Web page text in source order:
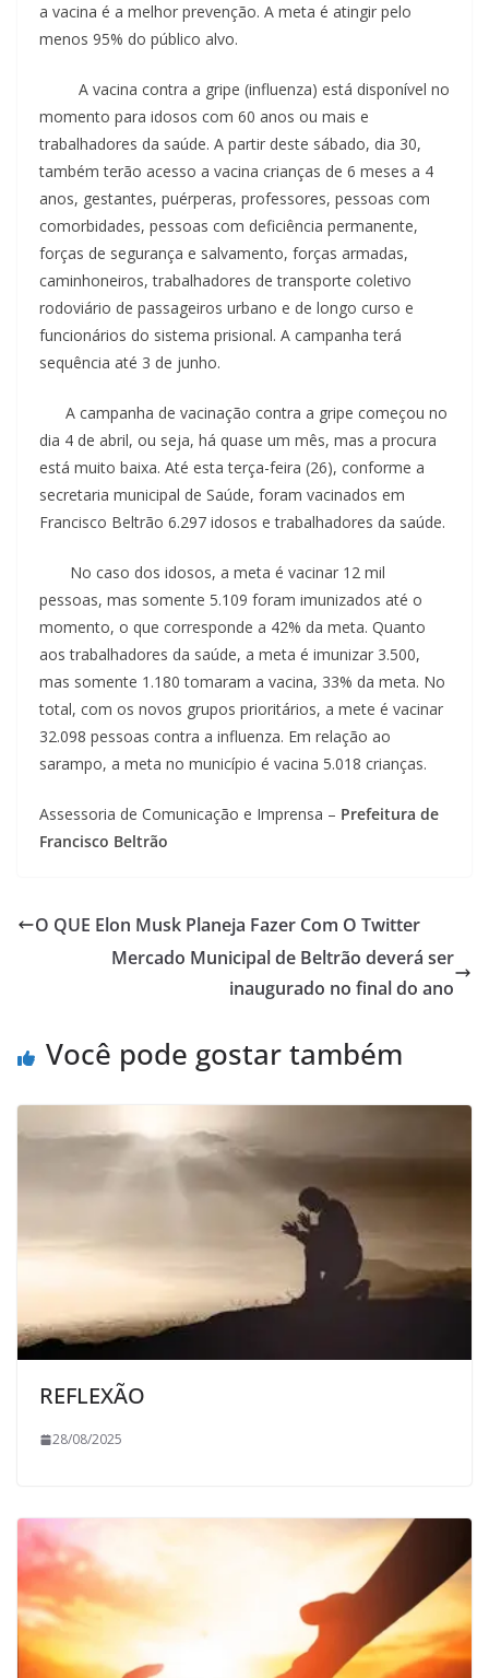
a vacina é a melhor prevenção. A meta é atingir pelo
menos 95% do público alvo.
A vacina contra a gripe (influenza) está disponível no
momento para idosos com 60 anos ou mais e
trabalhadores da saúde. A partir deste sábado, dia 30,
também terão acesso a vacina crianças de 6 meses a 4
anos, gestantes, puérperas, professores, pessoas com
comorbidades, pessoas com deficiência permanente,
forças de segurança e salvamento, forças armadas,
caminhoneiros, trabalhadores de transporte coletivo
rodoviário de passageiros urbano e de longo curso e
funcionários do sistema prisional. A campanha terá
sequência até 3 de junho.
A campanha de vacinação contra a gripe começou no
dia 4 de abril, ou seja, há quase um mês, mas a procura
está muito baixa. Até esta terça-feira (26), conforme a
secretaria municipal de Saúde, foram vacinados em
Francisco Beltrão 6.297 idosos e trabalhadores da saúde.
No caso dos idosos, a meta é vacinar 12 mil
pessoas, mas somente 5.109 foram imunizados até o
momento, o que corresponde a 42% da meta. Quanto
aos trabalhadores da saúde, a meta é imunizar 3.500,
mas somente 1.180 tomaram a vacina, 33% da meta. No
total, com os novos grupos prioritários, a mete é vacinar
32.098 pessoas contra a influenza. Em relação ao
sarampo, a meta no município é vacina 5.018 crianças.
Assessoria de Comunicação e Imprensa – Prefeitura de
Francisco Beltrão
O QUE Elon Musk Planeja Fazer Com O Twitter
Mercado Municipal de Beltrão deverá ser
inaugurado no final do ano
Você pode gostar também
REFLEXÃO
28/08/2025